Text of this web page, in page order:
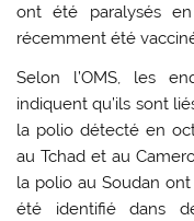
ont été paralysés
récemment été
Selon l’OMS, les
indiquent qu’ils sont
la polio détecté en
au Tchad et au
la polio au Soudan
été identifié dans